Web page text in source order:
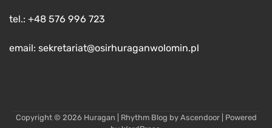
tel.: +48 576 996 723
email: sekretariat@osirhuraganwolomin.pl
Copyright © 2026 Huragan | Rhythm Blog by Ascendoor| Powered